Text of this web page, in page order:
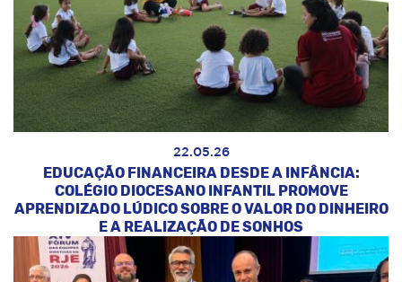
22.05.26
EDUCAÇÃO FINANCEIRA DESDE A INFÂNCIA:
COLÉGIO DIOCESANO INFANTIL PROMOVE
APRENDIZADO LÚDICO SOBRE O VALOR DO DINHEIRO
E A REALIZAÇÃO DE SONHOS